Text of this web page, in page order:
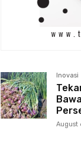
Inovasi
August